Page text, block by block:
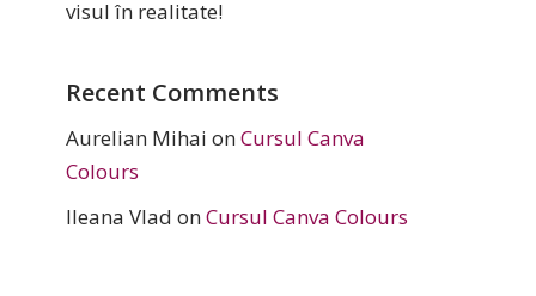
visul în realitate!
Recent Comments
Aurelian Mihai onCursul Canva
Colours
Ileana Vlad onCursul Canva Colours